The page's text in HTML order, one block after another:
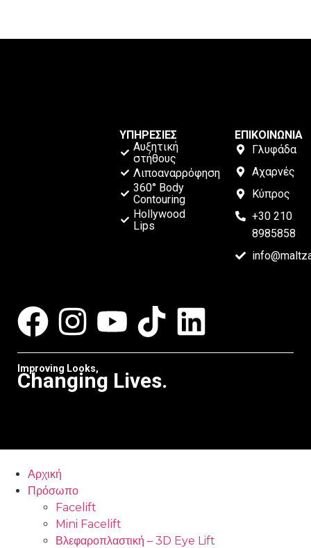
ΥΠΗΡΕΣΙΕΣ
Αυξητική
στήθους
Λιποαναρρόφηση
360° Body
Contouring
Hollywood
Lips
ΕΠΙΚΟΙΝΩΝΙΑ
Γλυφάδα
Αχαρνές
Κύπρος
+30 210
8985858
Improving Looks,
Changing Lives.
Αρχική
Πρόσωπο
Facelift
Mini Facelift
Βλεφαροπλαστική – 3D Eye Lift